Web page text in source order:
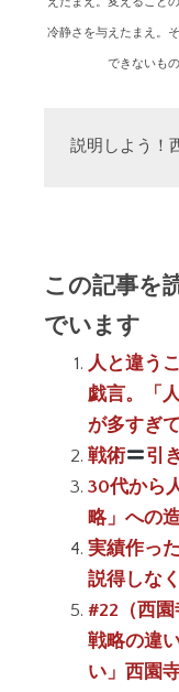
冷静さを与えたまえ。
できないも
説明しよう！
この記事を
でいます
人と違う
戯言。「
が多すぎ
戦術
引
30代から
略」への
実績作っ
説得しな
#22（西
戦略の違
い」西園